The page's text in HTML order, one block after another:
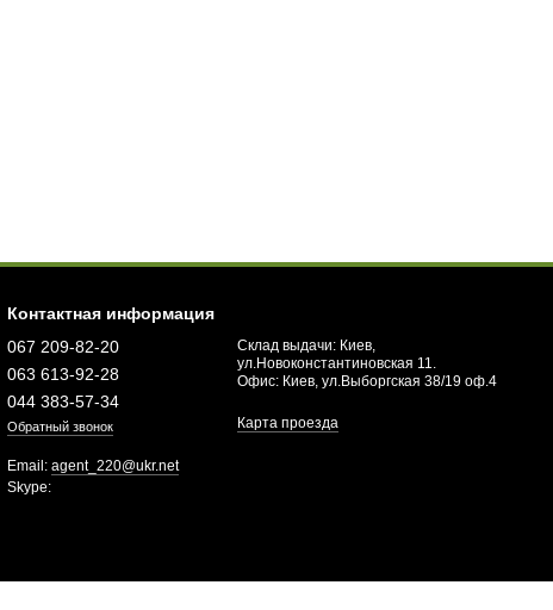
Контактная информация
067 209-82-20
063 613-92-28
044 383-57-34
Обратный звонок
Склад выдачи: Киев,
ул.Новоконстантиновская 11.
Офис: Киев, ул.Выборгская 38/19 оф.4
Карта проезда
Email:agent_220@ukr.net
Skype: